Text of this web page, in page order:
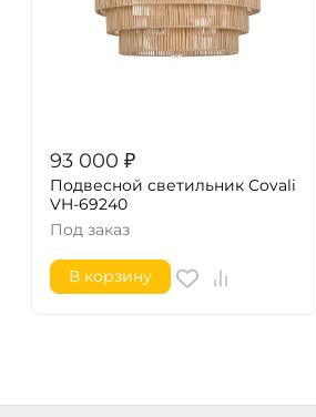
93 000 ₽
Подвесной светильник Covali
VH-69240
Под заказ
В корзину